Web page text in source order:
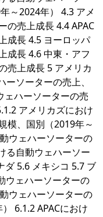
～2024年） 4.3 アメ
の売上成長 4.4 APAC
成長 4.5 ヨーロッパ
成長 4.6 中東・アフ
売上成長 5 アメリカ
ソーターの売上、
ェハーソーターの売
アメリカズにおけ
模、国別（2019年～
ウェハーソーターの
る自動ウェハーソー
ダ 5.6 メキシコ 5.7 ブ
ウェハーソーターの
ウェハーソーターの
6.1.2 APACにおけ